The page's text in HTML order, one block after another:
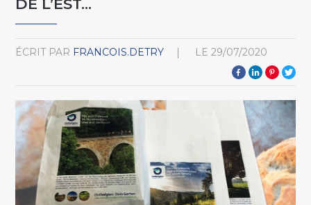
DE L’EST...
ÉCRIT PAR FRANCOIS.DETRY LE 29/07/2020